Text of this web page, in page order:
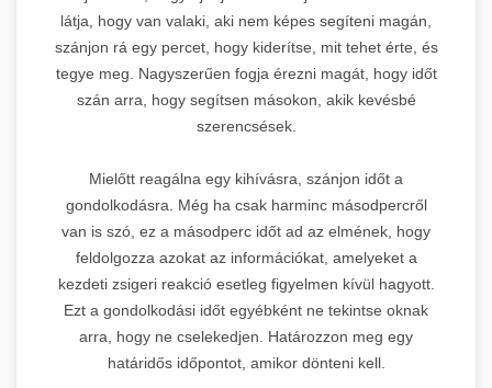
látja, hogy van valaki, aki nem képes segíteni magán,
szánjon rá egy percet, hogy kiderítse, mit tehet érte, és
tegye meg. Nagyszerűen fogja érezni magát, hogy időt
szán arra, hogy segítsen másokon, akik kevésbé
szerencsések.
Mielőtt reagálna egy kihívásra, szánjon időt a
gondolkodásra. Még ha csak harminc másodpercről
van is szó, ez a másodperc időt ad az elmének, hogy
feldolgozza azokat az információkat, amelyeket a
kezdeti zsigeri reakció esetleg figyelmen kívül hagyott.
Ezt a gondolkodási időt egyébként ne tekintse oknak
arra, hogy ne cselekedjen. Határozzon meg egy
határidős időpontot, amikor dönteni kell.